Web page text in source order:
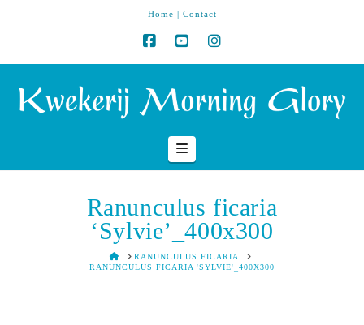
Home | Contact
Navigation
Ranunculus ficaria
‘Sylvie’_400x300
HOMERANUNCULUS FICARIA
RANUNCULUS FICARIA 'SYLVIE'_400X300